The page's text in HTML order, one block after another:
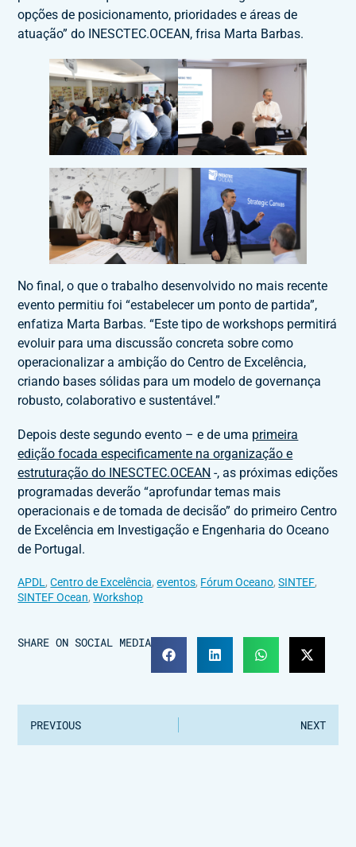
opções de posicionamento, prioridades e áreas de
atuação” do INESCTEC.OCEAN, frisa Marta Barbas.
No final, o que o trabalho desenvolvido no mais recente
evento permitiu foi “estabelecer um ponto de partida”,
enfatiza Marta Barbas. “Este tipo de workshops permitirá
evoluir para uma discussão concreta sobre como
operacionalizar a ambição do Centro de Excelência,
criando bases sólidas para um modelo de governança
robusto, colaborativo e sustentável.”
Depois deste segundo evento – e de uma primeira
edição focada especificamente na organização e
estruturação do INESCTEC.OCEAN -, as próximas edições
programadas deverão “aprofundar temas mais
operacionais e de tomada de decisão” do primeiro Centro
de Excelência em Investigação e Engenharia do Oceano
de Portugal.
APDL , Centro de Excelência, eventos, Fórum Oceano, SINTEF,
SINTEF Ocean, Workshop
SHARE ON SOCIAL MEDIA
PREVIOUS NEXT